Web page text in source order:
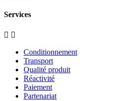
Services
 
Conditionnement
Transport
Qualité produit
Réactivité
Paiement
Partenariat